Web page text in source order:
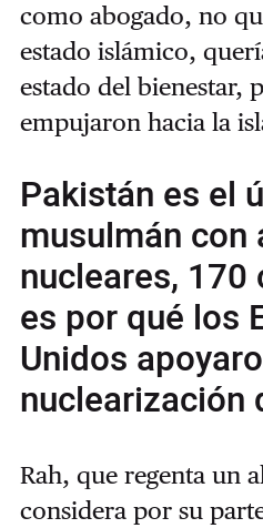
como abogado, no
estado islámico,
estado del bienestar,
empujaron hacia la
Pakistán es el
musulmán con
nucleares, 170
es por qué los
Unidos
nuclearización
Rah, que regenta un
considera por su